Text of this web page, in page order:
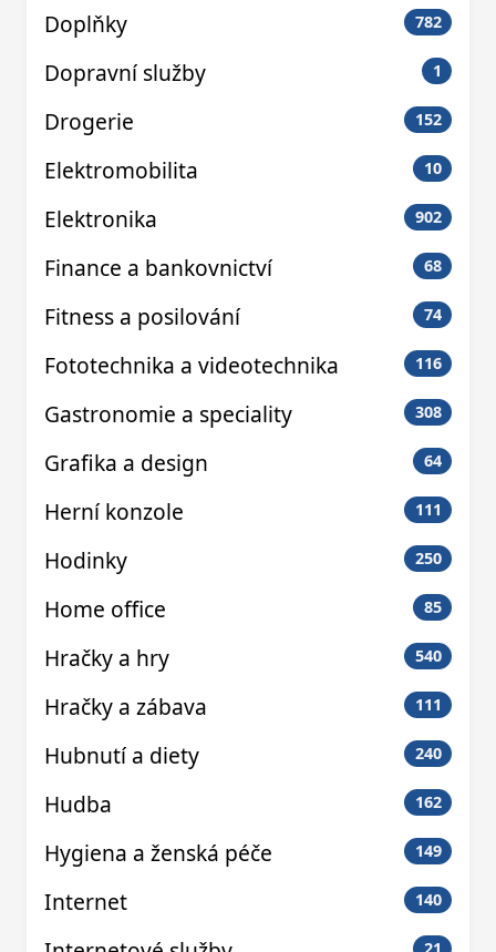
Doplňky 782
Dopravní služby 1
Drogerie 152
Elektromobilita 10
Elektronika 902
Finance a bankovnictví 68
Fitness a posilování 74
Fototechnika a videotechnika 116
Gastronomie a speciality 308
Grafika a design 64
Herní konzole 111
Hodinky 250
Home office 85
Hračky a hry 540
Hračky a zábava 111
Hubnutí a diety 240
Hudba 162
Hygiena a ženská péče 149
Internet 140